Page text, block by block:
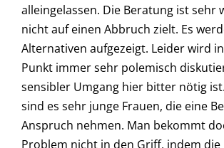
alleingelassen. Die Beratung ist sehr
nicht auf einen Abbruch zielt. Es
Alternativen aufgezeigt. Leider wird
Punkt immer sehr polemisch
sensibler Umgang hier bitter nötig
sind es sehr junge Frauen, die eine
Anspruch nehmen. Man bekommt
Problem nicht in den Griff, indem die